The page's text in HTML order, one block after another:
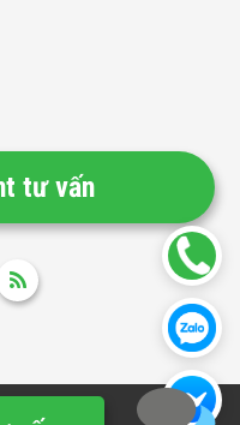
tư vấn